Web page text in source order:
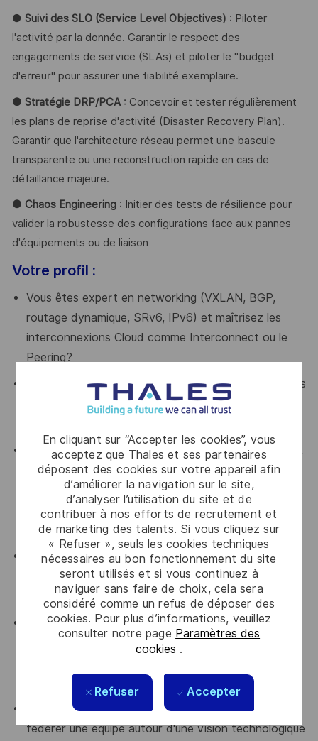
En cliquant sur “Accepter les cookies”, vous
acceptez que Thales et ses partenaires
déposent des cookies sur votre appareil afin
d’améliorer la navigation sur le site,
d’analyser l’utilisation du site et de
contribuer à nos efforts de recrutement et
de marketing des talents. Si vous cliquez sur
« Refuser », seuls les cookies techniques
nécessaires au bon fonctionnement du site
seront utilisés et si vous continuez à
naviguer sans faire de choix, cela sera
considéré comme un refus de déposer des
cookies. Pour plus d’informations, veuillez
consulter notre page Paramètres des
cookies .
Refuser Accepter
● Suivi des SLO (Service Level Objectives) : Piloter
l'activité par la donnée. Garantir le respect des
engagements de service (SLAs) et piloter le "budget
d'erreur" pour assurer une fiabilité exemplaire.
● Stratégie DRP/PCA : Concevoir et tester régulièrement
les plans de reprise d'activité (Disaster Recovery Plan).
Garantir que l'architecture réseau permet une bascule
transparente ou une reconstruction rapide en cas de
défaillance majeure.
● Chaos Engineering: Initier des tests de résilience pour
valider la robustesse des configurations face aux pannes
d'équipements ou de liaison
Votre profil :
Vous êtes expert en networking (VXLAN, BGP,
routage dynamique, SRv6, IPv6) et maîtrisez les
interconnexions Cloud comme Interconnect ou le
Peering?
Les architectures de Proxy (HAProxy, NGINX) et les
services de sécurité périmétrique n'ont plus de
Vous maîtrisez les outils de monitoring (Prometheus,
Grafana) ainsi que les concepts de Golden Signals
(Latence, Trafic, Erreurs, Saturation), et vous
savez piloter une infrastructure par la donnée et les
indicateurs de fiabilité (SRE & SLOs) ?
Vous êtes rompu aux déploiements automatisés via
Terraform, Ansible, Python, les pipelines CI/CD et
l'écosystème NIX?
Vous possédez de solides compétences en sécurité
(Firewalling Next-Gen, ISE) et vous êtes familier
Vous disposez d'un leadership inspirant capable de
fédérer une équipe autour d'une vision technologique